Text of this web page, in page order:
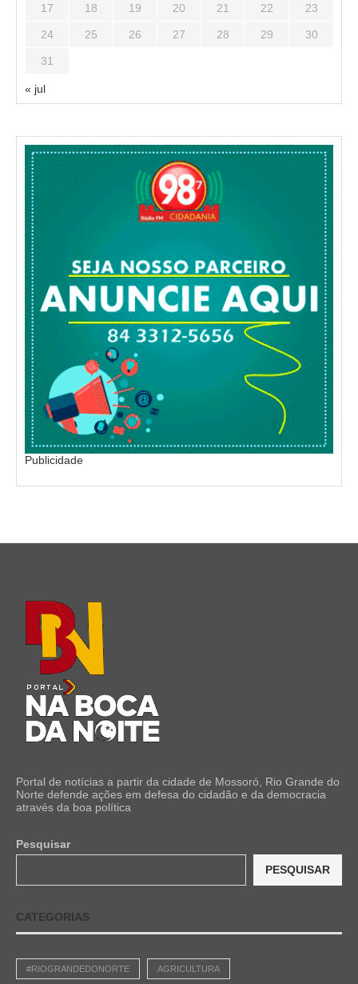
17 18 19 20 21 22 23
24 25 26 27 28 29 30
31
« jul
Publicidade
Portal de notícias a partir da cidade de Mossoró, Rio Grande do
Norte defende ações em defesa do cidadão e da democracia
através da boa política
Pesquisar
PESQUISAR
CATEGORIAS
#RIOGRANDEDONORTE AGRICULTURA